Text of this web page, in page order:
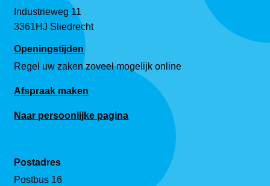
Industrieweg 11
3361HJ Sliedrecht
Openingstijden
Regel uw zaken zoveel mogelijk online
Afspraak maken
Naar persoonlijke pagina
Postadres
Postbus 16